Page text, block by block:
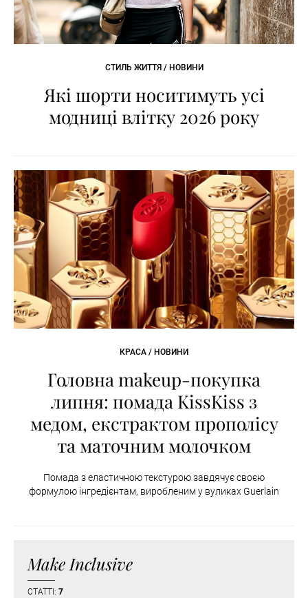
СТИЛЬ ЖИТТЯ / НОВИНИ
Які шорти носитимуть усі
модниці влітку 2026 року
КРАСА / НОВИНИ
Головна makeup-покупка
липня: помада KissKiss з
медом, екстрактом прополісу
та маточним молочком
Помада з еластичною текстурою завдячує своєю
формулою інгредієнтам, виробленим у вуликах Guerlain
Make Inclusive
СТАТТІ: 7